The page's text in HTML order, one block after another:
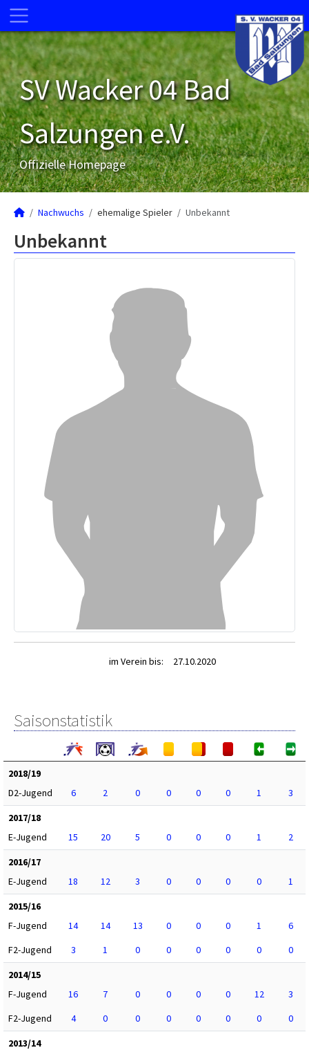
SV Wacker 04 Bad
Salzungen e.V.
Offizielle Homepage
Nachwuchs ehemalige Spieler Unbekannt
Unbekannt
im Verein bis: 27.10.2020
Saisonstatistik
2018/19
D2-Jugend
6 2 0 0 0 0 1
3
2017/18
E-Jugend
15 20 5 0 0 0 1
2
2016/17
E-Jugend
18 12 3 0 0 0 0
1
2015/16
F-Jugend
14 14 13 0 0 0 1
6
F2-Jugend
3 1 0 0 0 0 0
0
2014/15
F-Jugend
16 7 0 0 0 0 12
3
F2-Jugend
4 0 0 0 0 0 0
0
2013/14